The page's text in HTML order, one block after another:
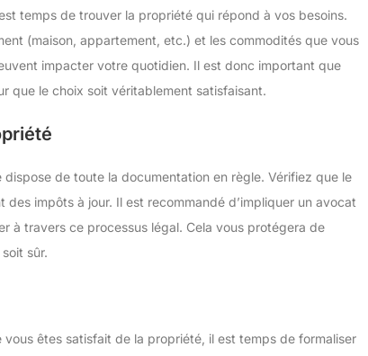
temps de trouver la propriété qui répond à vos besoins.
(maison, appartement, etc.) et les commodités que vous
impacter votre quotidien. Il est donc important que
que le choix soit véritablement satisfaisant.
de toute la documentation en règle. Vérifiez que le
impôts à jour. Il est recommandé d’impliquer un avocat
à travers ce processus légal. Cela vous protégera de
sûr.
êtes satisfait de la propriété, il est temps de formaliser